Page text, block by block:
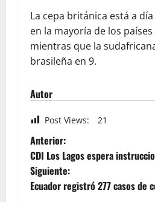
La cepa británica está a
en la mayoría de los
mientras que la
brasileña en 9.
Autor
Post Views: 21
Anterior:
CDI Los Lagos espera
Siguiente:
Ecuador registró 277 casos de